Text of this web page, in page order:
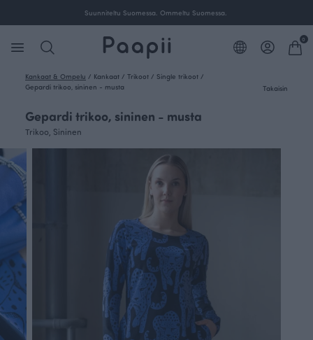
Ilmainen toimitus yli 100 € tilauksille Suomessa.
0
Kankaat & Ompelu / Kankaat / Trikoot / Single trikoot /
Gepardi trikoo, sininen - musta
Takaisin
Gepardi trikoo, sininen - musta
Trikoo, Sininen